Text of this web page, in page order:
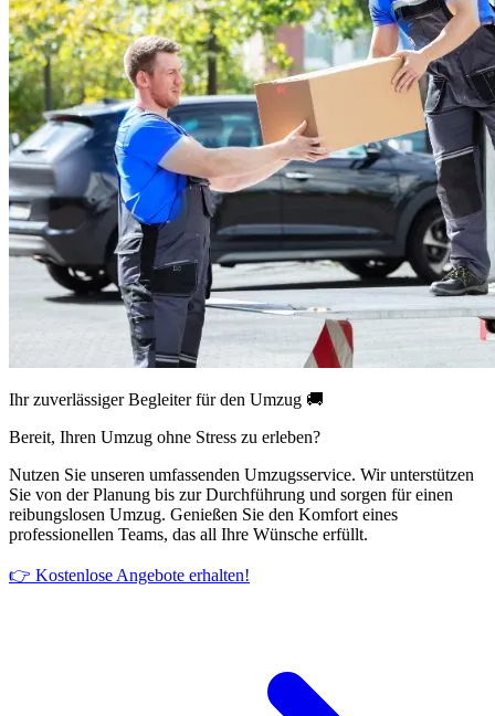
Ihr zuverlässiger Begleiter für den Umzug 🚚
Bereit, Ihren Umzug ohne Stress zu erleben?
Nutzen Sie unseren umfassenden Umzugsservice. Wir unterstützen
Sie von der Planung bis zur Durchführung und sorgen für einen
reibungslosen Umzug. Genießen Sie den Komfort eines
professionellen Teams, das all Ihre Wünsche erfüllt.
👉 Kostenlose Angebote erhalten!